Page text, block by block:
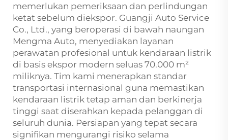
memerlukan pemeriksaan dan perlindungan
ketat sebelum diekspor. Guangji Auto Service
Co., Ltd., yang beroperasi di bawah naungan
Mengma Auto, menyediakan layanan
perawatan profesional untuk kendaraan listrik
di basis ekspor modern seluas 70.000 m²
miliknya. Tim kami menerapkan standar
transportasi internasional guna memastikan
kendaraan listrik tetap aman dan berkinerja
tinggi saat diserahkan kepada pelanggan di
seluruh dunia. Persiapan yang tepat secara
signifikan mengurangi risiko selama